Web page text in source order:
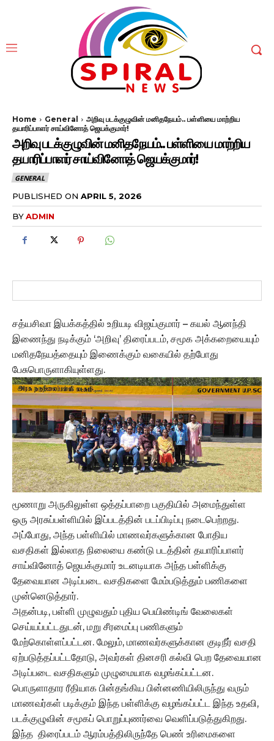
Home General
அறிவு படக்குழுவின் மனிதநேயம்.. பள்ளியை மாற்றிய
தயாரிப்பாளர் சாய்வினோத் ஜெயக்குமார்!
அறிவு படக்குழுவின் மனிதநேயம்.. பள்ளியை மாற்றிய
தயாரிப்பாளர் சாய்வினோத் ஜெயக்குமார்!
GENERAL
PUBLISHED ON APRIL 5, 2026
BYADMIN
சத்யசிவா இயக்கத்தில் உறியடி விஜய்குமார் – கயல் ஆனந்தி
இணைந்து நடிக்கும் ‘அறிவு’ திரைப்படம், சமூக அக்கறையையும்
மனிதநேயத்தையும் இணைக்கும் வகையில் தற்போது
பேசுபொருளாகியுள்ளது.
மூணாறு அருகிலுள்ள ஒத்தப்பாறை பகுதியில் அமைந்துள்ள
ஒரு அரசுப்பள்ளியில் இப்படத்தின் படப்பிடிப்பு நடைபெற்றது.
அப்போது, அந்த பள்ளியில் மாணவர்களுக்கான போதிய
வசதிகள் இல்லாத நிலையை கண்டு படத்தின் தயாரிப்பாளர்
சாய்வினோத் ஜெயக்குமார் உடனடியாக அந்த பள்ளிக்கு
தேவையான அடிப்படை வசதிகளை மேம்படுத்தும் பணிகளை
முன்னெடுத்தார்.
அதன்படி, பள்ளி முழுவதும் புதிய பெயிண்டிங் வேலைகள்
செய்யப்பட்டதுடன், மறு சீரமைப்பு பணிகளும்
மேற்கொள்ளப்பட்டன. மேலும், மாணவர்களுக்கான குடிநீர் வசதி
ஏற்படுத்தப்பட்டதோடு, அவர்கள் தினசரி கல்வி பெற தேவையான
அடிப்படை வசதிகளும் முழுமையாக வழங்கப்பட்டன.
பொருளாதார ரீதியாக பின்தங்கிய பின்னணியிலிருந்து வரும்
மாணவர்கள் படிக்கும் இந்த பள்ளிக்கு வழங்கப்பட்ட இந்த உதவி,
படக்குழுவின் சமூகப் பொறுப்புணர்வை வெளிப்படுத்துகிறது.
இந்த திரைப்படம் ஆரம்பத்திலிருந்தே பெண் உரிமைகளை